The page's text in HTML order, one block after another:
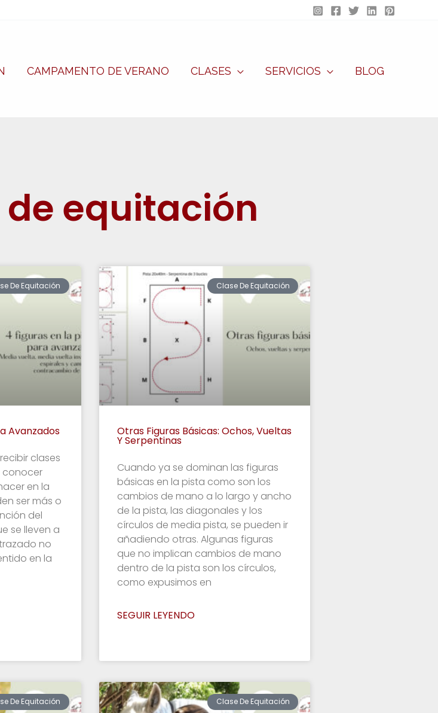
CAMPAMENTO DE VERANO CLASES SERVICIOS BLOG
equitación
De Equitación
Avanzados
clases
conocer
en la
ser más o
del
se lleven a
no
en la
Clase De Equitación
Otras Figuras Básicas: Ochos, Vueltas
Y Serpentinas
Cuando ya se dominan las figuras
básicas en la pista como son los
cambios de mano a lo largo y ancho
de la pista, las diagonales y los
círculos de media pista, se pueden ir
añadiendo otras. Algunas figuras
que no implican cambios de mano
dentro de la pista son los círculos,
como expusimos en
SEGUIR LEYENDO
De Equitación Clase De Equitación